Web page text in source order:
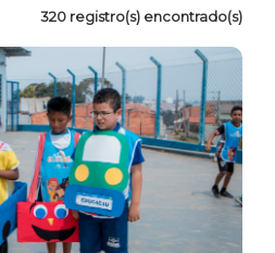
320 registro(s) encontrado(s)